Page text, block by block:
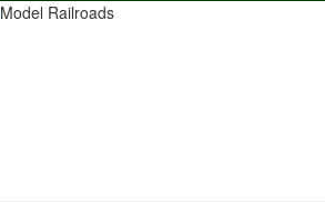
Model Railroads